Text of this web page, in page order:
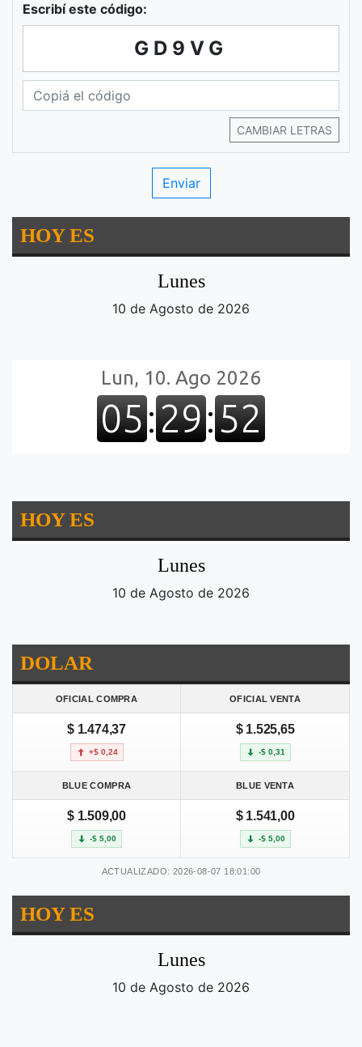
Escribí este código:
GD9VG
CAMBIAR LETRAS
HOY ES
Lunes
10 de Agosto de 2026
HOY ES
Lunes
10 de Agosto de 2026
DOLAR
OFICIAL COMPRA OFICIAL VENTA
$ 1.474,37
+$ 0,24
$ 1.525,65
-$ 0,31
BLUE COMPRA BLUE VENTA
$ 1.509,00
-$ 5,00
$ 1.541,00
-$ 5,00
ACTUALIZADO: 2026-08-07 18:01:00
HOY ES
Lunes
10 de Agosto de 2026